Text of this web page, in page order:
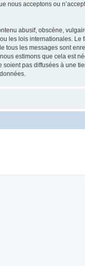
nous acceptons ou
abusif, obscène,
les lois internationales.
tous les messages sont
estimons que cela est
pas diffusées à une